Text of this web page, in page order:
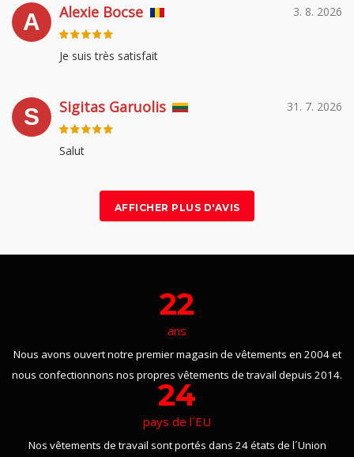
A 3. 8. 2026
Alexie Bocse
Je suis très satisfait
S 31. 7. 2026
Sigitas Garuolis
Salut
AFFICHER PLUS D'AVIS
22
ans
Nous avons ouvert notre premier magasin de vêtements en 2004 et
nous confectionnons nos propres vêtements de travail depuis 2014.
24
pays de l´EU
Nos vêtements de travail sont portés dans 24 états de l´Union